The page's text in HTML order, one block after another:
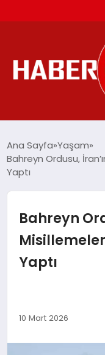
SIYASET
DÜNYA
EKONOMI
TEKNOLOJI
Ana Sayfa Yaşam
Bahreyn Ordusu,
Yaptı
Bahreyn
Yaptı
10 Mart 2026